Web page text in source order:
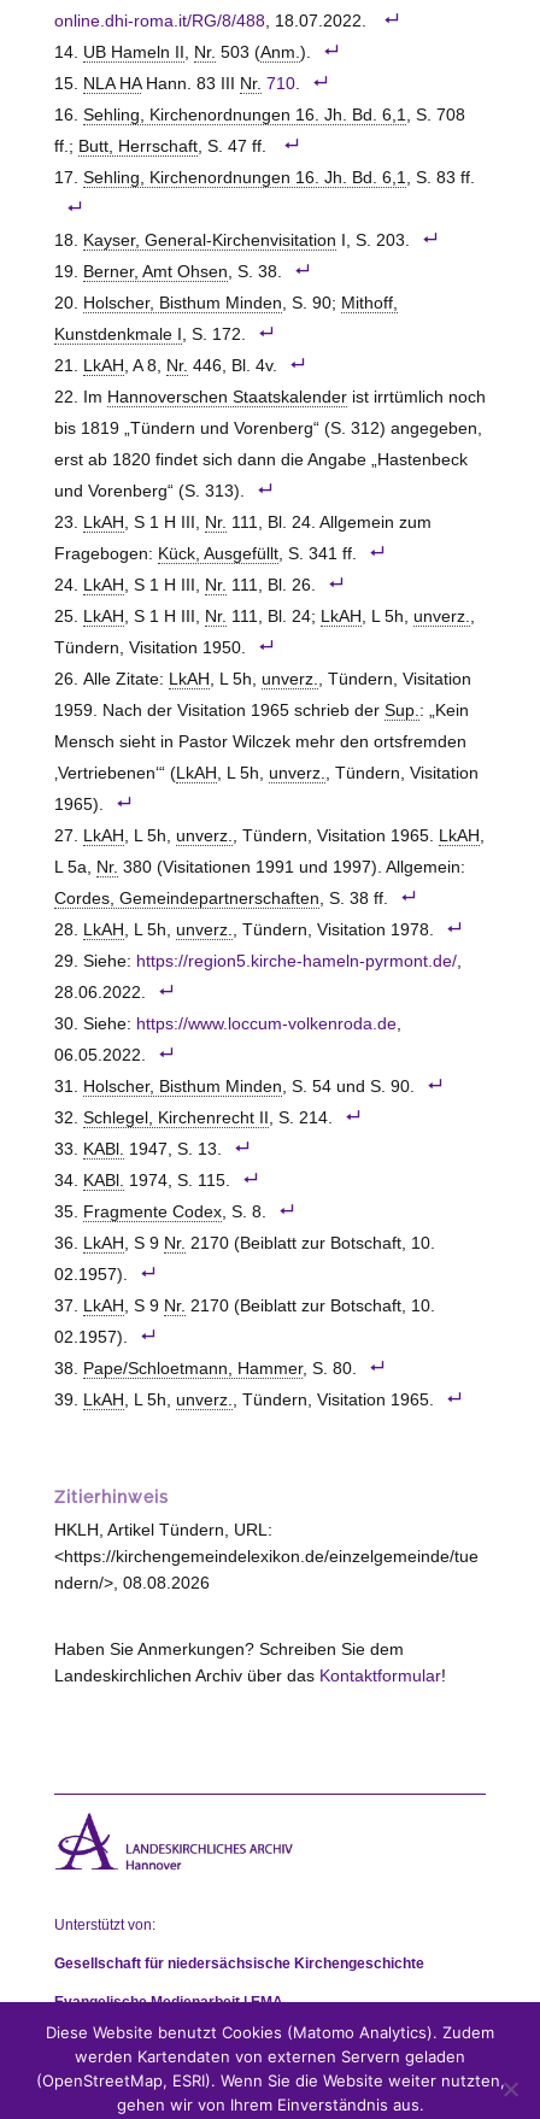
online.dhi-roma.it/RG/8/488, 18.07.2022.
UB Hameln II
Nr. 503 (Anm. ).
NLA HAHann. 83 III Nr. 710.
Sehling, Kirchenordnungen 16. Jh. Bd. 6,1
, S. 708
ff.; Butt, Herrschaft, S. 47 ff.
Sehling, Kirchenordnungen 16. Jh. Bd. 6,1
, S. 83 ff.
Kayser, General-Kirchenvisitation I, S. 203.
Berner, Amt Ohsen , S. 38.
Holscher, Bisthum Minden , S. 90; Mithoff,
Kunstdenkmale I
, S. 172.
LkAH , A 8, Nr. 446, Bl. 4v.
Im Hannoverschen Staatskalenderist irrtümlich noch
bis 1819 „Tündern und Vorenberg“ (S. 312) angegeben,
erst ab 1820 findet sich dann die Angabe „Hastenbeck
und Vorenberg“ (S. 313).
LkAH
, S 1 H III, Nr. 111, Bl. 24. Allgemein zum
Fragebogen: Kück, Ausgefüllt, S. 341 ff.
LkAH
, S 1 H III, Nr. 111, Bl. 26.
LkAH
, S 1 H III, Nr. 111, Bl. 24; LkAH , L 5h, unverz.
Tündern, Visitation 1950.
Alle Zitate:
LkAH , L 5h, unverz.
, Tündern, Visitation
1959. Nach der Visitation 1965 schrieb der Sup. : „Kein
Mensch sieht in Pastor Wilczek mehr den ortsfremden
‚Vertriebenen‘“ (LkAH , L 5h, unverz.
, Tündern, Visitation
1965).
LkAH
, L 5h, unverz. , Tündern, Visitation 1965. LkAH
L 5a,
Nr. 380 (Visitationen 1991 und 1997). Allgemein:
Cordes, Gemeindepartnerschaften , S. 38 ff.
LkAH
, L 5h, unverz.
, Tündern, Visitation 1978.
Siehe: https://region5.kirche-hameln-pyrmont.de/,
28.06.2022.
Siehe: https://www.loccum-volkenroda.de,
06.05.2022.
Holscher, Bisthum Minden , S. 54 und S. 90.
Schlegel, Kirchenrecht II
, S. 214.
KABl.
1947, S. 13.
KABl.
1974, S. 115.
Fragmente Codex, S. 8.
LkAH
, S 9 Nr. 2170 (Beiblatt zur Botschaft, 10.
02.1957).
LkAH
, S 9 Nr. 2170 (Beiblatt zur Botschaft, 10.
02.1957).
Pape/Schloetmann, Hammer, S. 80.
LkAH
, L 5h, unverz. , Tündern, Visitation 1965.
Zitierhinweis
HKLH, Artikel Tündern, URL:
<https://kirchengemeindelexikon.de/einzelgemeinde/tue
ndern/>, 08.08.2026
Haben Sie Anmerkungen? Schreiben Sie dem
Landeskirchlichen Archiv über das Kontaktformular!
Unterstützt von:
Gesellschaft für niedersächsische Kirchengeschichte
Evangelische Medienarbeit | EMA
Diese Website benutzt Cookies (Matomo Analytics). Zudem
werden Kartendaten von externen Servern geladen
(OpenStreetMap, ESRI). Wenn Sie die Website weiter nutzten,
gehen wir von Ihrem Einverständnis aus.